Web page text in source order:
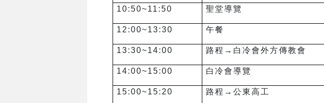
10:50~11:50 聖堂導覽
12:00~13:30 午餐
13:30~14:00 路程→白冷會外方傳教會
14:00~15:00 白冷會導覽
15:00~15:20 路程→公東高工